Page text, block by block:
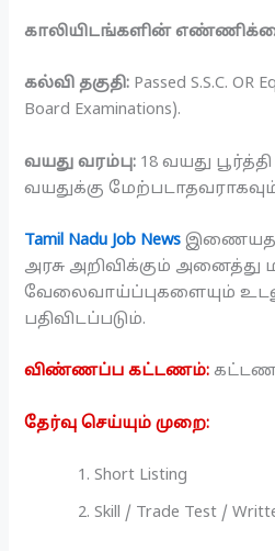
காலியிடங்களின்
கல்வி தகுதி: Passed S.S.C. OR
Board Examinations).
வயது வரம்பு: 18 வயது
வயதுக்கு
Tamil Nadu Job News
அரசு அறிவிக்கும் அனைத்து
வேலைவாய்ப்புகளையும்
பதிவிடப்படும்.
விண்ணப்ப கட்டணம்:
தேர்வு செய்யும் முறை:
Short Listing
Skill / Trade Test /